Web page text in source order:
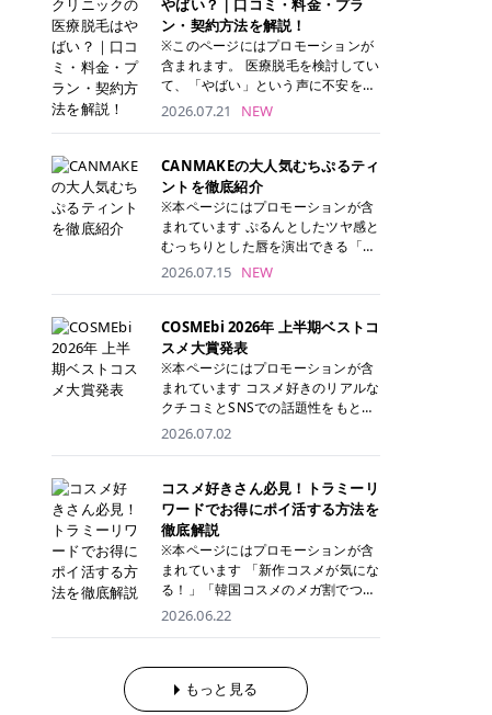
愛用されています。 トナーパッドの
特徴 トナーパッドと拭き取り化粧水
の違い 「トナーパッド」と「拭き取
り化粧水」はどちらも洗顔後に使用
するスキンケアアイテムですが、使
い方や特徴に違いがあります。 トナ
ーパッドは、化粧水があらかじめパ
ッドに含まれているため、コットン
を用意する手間がなく、忙しい朝で
もサッと使えるのが魅力です。 ま
た、保湿成分を豊富に配合した商品
が多く、拭き取り後にそのまま部分
用パックとして使えるトナーパッド
も増えています。 一方、拭き取り化
粧水は液体タイプのため、コットン
整しやすく、お気に入りの化粧水を
使いたい方やコストを抑えて続けた
い方にもおすすめです。 トナーパッ
ドのメリット トナーパッドは、角質
ケア・保湿ケア・部分用パックまで
1枚で行える便利なスキンケアアイ
テムです。 ここでは、トナーパッド
す。 古い角質や皮脂汚れをやさしく
オフ トナーパッドを使用すること
で、洗顔だけでは落としきれない古
い角質や余分な皮脂汚れをやさしく
拭き取り、なめらかな肌へ整えま
す。 保湿ケアまで1枚でできる 保湿
成分を配合したトナーパッドなら、
ケアにもぴったりです。 部分パック
としても使える 多くのトナーパッド
は、乾燥が気になる頬や額、小鼻な
から、東京で特に通いやすいフレイ
アクリニック・レジーナクリニッ
ク・エミナルクリニック・リゼクリ
ニックの4院について、分かりやす
リニックを見つけて、面倒な自己処
理から卒業しちゃいましょう♪ クリ
ニック 全身＋VIO 全身＋VIO＋顔 特
徴 脱毛器 詳細 フレイアクリニック
52,800円(税込)/5回 94,600円(税
込)/5回 肌への負担に配慮しなが
ら、コストパフォーマンスも重視し
たい方に！ メディオスターモノリス
メディオスターNeXT PRO 公式サイ
ト> レジーナクリニック 52,800円
(税込)/5回 99,000円(税込)/5回 ジェ
ントルシリーズを選べるため、脱毛
機にこだわりたい方におすすめ！ ジ
ェントルマックスプロ ジェントルマ
ックスプロプラス ジェントルレーズ
プロ ソプラノチタニウム 公式サイ
ト> エミナルクリニック 49,500円
(税込)/6回 93,500円(税込)/6回 エミ
定！月々払いも安くて通いやすい ク
リスタルプロ 公式サイト> リゼクリ
ニック 109,800円(税込)/5回 144,80
0円(税込)/5回 毛質に合わせて脱毛
機を選択可能！有効期限も5年と長
くマイペースに通いやすい ラシャ
メディオスターNeXT PRO ジェント
ルYAGプロ 公式サイト> ｜そもそも
うの？ 脱毛を考えたときに、まず悩
むのが「医療脱毛とエステ脱毛、ど
やばい？｜口コミ・料金・プラ
ン・契約方法を解説！
※このページにはプロモーションが
含まれます。 医療脱毛を検討してい
て、「やばい」という声に不安を抱
える方も多いのではないでしょう
体系をはじめ、学生や友人同士でお
得になる割引キャンペーン、無料カ
ウンセリングから施術までの具体的
なステップを分かりやすく解説しま
す。 これから手軽に全身医療脱毛を
後までチェックして、ご自身にぴっ
ください！ クリニック 全身＋VIO
全身＋VIO＋顔 特徴 脱毛器 詳細 フ
レイアクリニック 52,800円(税込)/5
回 94,600円(税込)/5回 肌への負担
に配慮しながら、コストパフォーマ
ンスも重視したい方に！ メディオス
ターモノリス メディオスターNeXT
PRO 公式サイト> レジーナクリニッ
ク 52,800円(税込)/5回 99,000円(税
込)/5回 ジェントルシリーズを選べ
るため、脱毛機にこだわりたい方に
おすすめ！ ジェントルマックスプロ
ジェントルマックスプロプラス ジェ
ントルレーズプロ ソプラノチタニウ
ム 公式サイト> エミナルクリニック
49,500円(税込)/6回 93,500円(税
込)/6回 エミナルクリニックの始め
通いやすい クリスタルプロ 公式サ
イト> リゼクリニック 109,800円(税
2026.07.21 NEW
CANMAKEの大人気むちぷるティ
ントを徹底紹介
※本ページにはプロモーションが含
まれています ぷるんとしたツヤ感と
むっちりとした唇を演出できる「C
ANMAKE（キャンメイク）むちぷる
湿ケアも叶えられることから、SNS
でも話題の人気リップです。 「自分
にはどのカラーが似合う？」「イエ
ベ・ブルベ別のおすすめは？」と気
になっている方も多いのではないで
とともにご紹介！それぞれの色味や
なメイクに合うのかまで詳しく解説
します✨ ※メイクアップ効果による
CANMAKE むちぷるティントとは？
CANMAKE むちぷるティントは、テ
ィント・プランパー・保湿ケアを1
本で叶えるリップです。 するすると
塗れるなめらかなテクスチャーで、
縦ジワをカバーしながら、むっちり
としたツヤのある唇を演出します。
るため、乾燥しにくくデイリー使い
にもぴったり！ アイテム詳細を見る
2026.07.15 NEW
COSMEbi 2026年 上半期ベストコ
スメ大賞発表
※本ページにはプロモーションが含
まれています コスメ好きのリアルな
クチコミとSNSでの話題性をもとに
選出された、COSMEbi 2026年上半
た名品たちを、カテゴリ別にご紹介
します。 本記事では、2025年11月
～2026年4月までの半年間におい
て、COSMEbi内でのクチコミとSN
Sでの話題性を元に選出されたコス
メやスキンケアなどの化粧品を「総
国コスメ」に分けて1位～3位までを
ランキング形式で発表！ 2026年上
半期 総合大賞 AMUSE（アミュー
ズ）「 ジェルフィットグロス」 👑
「ジェルフィットグロス」の特徴 唇
2026.07.02
コスメ好きさん必見！トラミーリ
ワードでお得にポイ活する方法を
徹底解説
※本ページにはプロモーションが含
まれています 「新作コスメが気にな
る！」「韓国コスメのメガ割でつい
買いすぎてしまう……」 そんな美容
を少し工夫するだけでポイントを貯
められるため、コスメやスキンケア
にかかる費用を少しでも抑えたい方
2026.06.22
もっと見る